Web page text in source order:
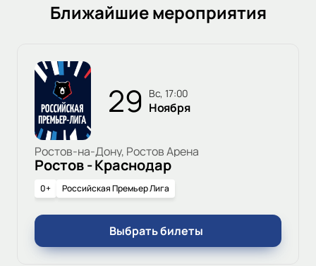
Ближайшие мероприятия
29 вс, 17:00
Ноября
Ростов-на-Дону, Ростов Арена
Ростов - Краснодар
0+ Российская Премьер Лига
Выбрать билеты